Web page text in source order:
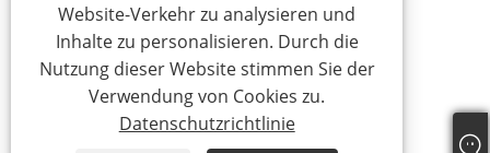
Website-Verkehr zu analysieren und
Inhalte zu personalisieren. Durch die
Nutzung dieser Website stimmen Sie der
Verwendung von Cookies zu.
Datenschutzrichtlinie